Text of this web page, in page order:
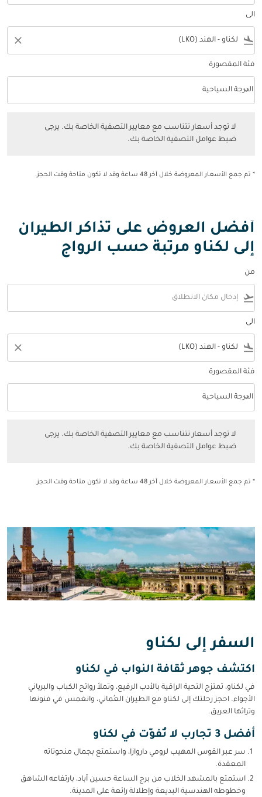
الى
flight_land
close
فئة المقصورة
فئة المقصورة option الدرجة السياحية Selected
الدرجة السياحية
keyboard_arrow_down
لا توجد أسعار تتناسب مع معايير التصفية الخاصة بك. يرجى
ضبط عوامل التصفية الخاصة بك.
* تم جمع الأسعار المعروضة خلال آخر 48 ساعة وقد لا تكون متاحة وقت الحجز.
أفضل العروض على تذاكر الطيران
إلى لكناو مرتبة حسب الرواج
من
flight_takeoff
الى
flight_land
close
فئة المقصورة
فئة المقصورة option الدرجة السياحية Selected
الدرجة السياحية
keyboard_arrow_down
لا توجد أسعار تتناسب مع معايير التصفية الخاصة بك. يرجى
ضبط عوامل التصفية الخاصة بك.
* تم جمع الأسعار المعروضة خلال آخر 48 ساعة وقد لا تكون متاحة وقت الحجز.
السفر إلى لكناو
اكتشف جوهر ثقافة النواب في لكناو
في لكناو، تمتزج التحية الراقية بالأدب الرفيع، وتملأ روائح الكباب والبرياني
الأجواء. احجز رحلتك إلى لكناو مع الطيران العُماني، وانغمس في فنونها
وتراثها العريق.
أفضل 3 تجارب لا تُفوّت في لكناو
سر عبر القوس المهيب لرومي داروازا، واستمتع بجمال منحوتاته
المعقدة.
استمتع بالمشهد الخلاب من برج الساعة حسين آباد، بارتفاعه الشاهق
وخطوطه الهندسية البديعة وإطلالة رائعة على المدينة.